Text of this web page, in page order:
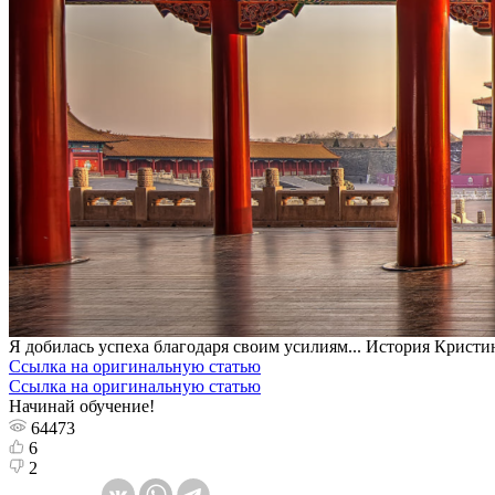
Я добилась успеха благодаря своим усилиям... История
Ссылка на оригинальную статью
Ссылка на оригинальную статью
Начинай обучение!
64473
6
2